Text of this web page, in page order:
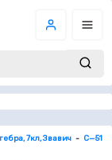
7кл, Звавич С—51